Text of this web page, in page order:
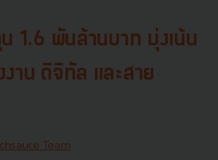
1.6 พันล้านบาท มุ่งเน้น
าน ดิจิทัล และสาย
Team